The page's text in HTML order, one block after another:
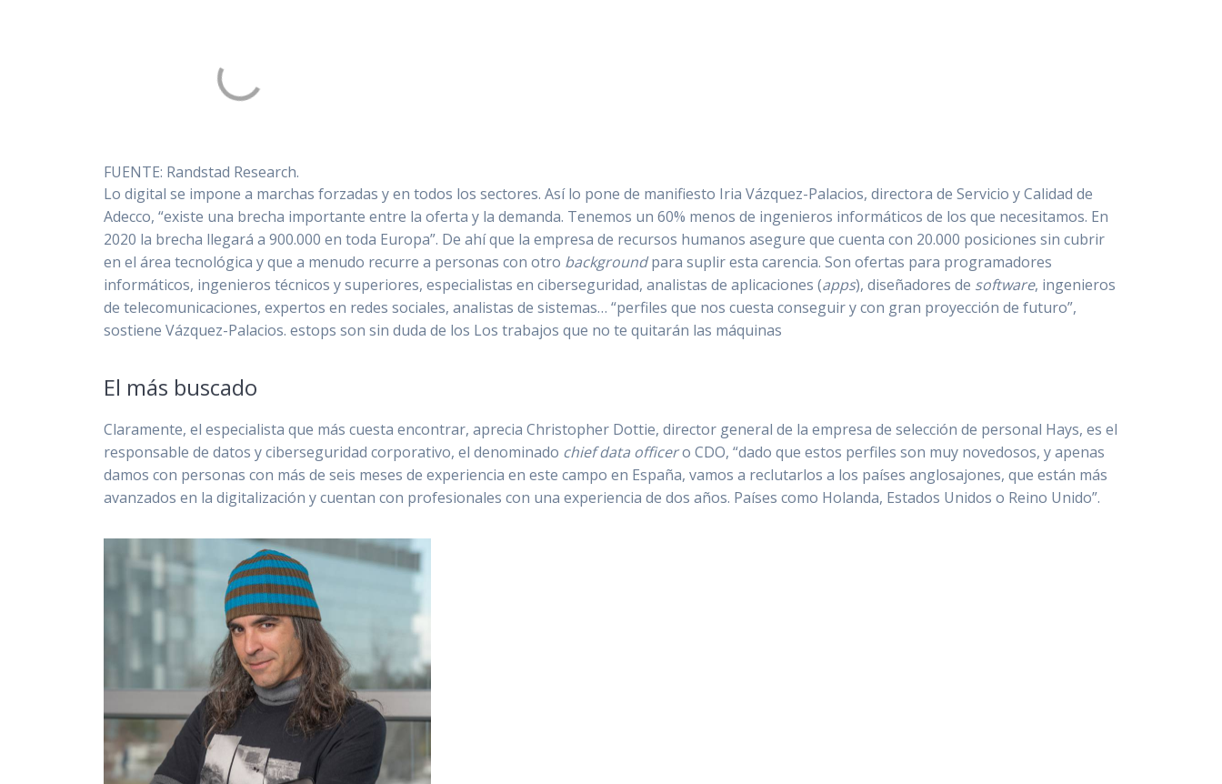
FUENTE: Randstad Research.
Lo digital se impone a marchas forzadas y en todos los sectores. Así lo pone de manifiesto Iria Vázquez-Palacios, directora de Servicio y Calidad de
Adecco, “existe una brecha importante entre la oferta y la demanda. Tenemos un 60% menos de ingenieros informáticos de los que necesitamos. En
2020 la brecha llegará a 900.000 en toda Europa”. De ahí que la empresa de recursos humanos asegure que cuenta con 20.000 posiciones sin cubrir
en el área tecnológica y que a menudo recurre a personas con otro backgroundpara suplir esta carencia. Son ofertas para programadores
informáticos, ingenieros técnicos y superiores, especialistas en ciberseguridad, analistas de aplicaciones (apps), diseñadores de software, ingenieros
de telecomunicaciones, expertos en redes sociales, analistas de sistemas… “perfiles que nos cuesta conseguir y con gran proyección de futuro”,
sostiene Vázquez-Palacios. estops son sin duda de los Los trabajos que no te quitarán las máquinas
El más buscado
Claramente, el especialista que más cuesta encontrar, aprecia Christopher Dottie, director general de la empresa de selección de personal Hays, es el
responsable de datos y ciberseguridad corporativo, el denominado chief data officero CDO, “dado que estos perfiles son muy novedosos, y apenas
damos con personas con más de seis meses de experiencia en este campo en España, vamos a reclutarlos a los países anglosajones, que están más
avanzados en la digitalización y cuentan con profesionales con una experiencia de dos años. Países como Holanda, Estados Unidos o Reino Unido”.